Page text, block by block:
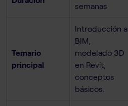
semanas
Temario
principal
Introducción a
BIM,
modelado 3D
en Revit,
conceptos
básicos.